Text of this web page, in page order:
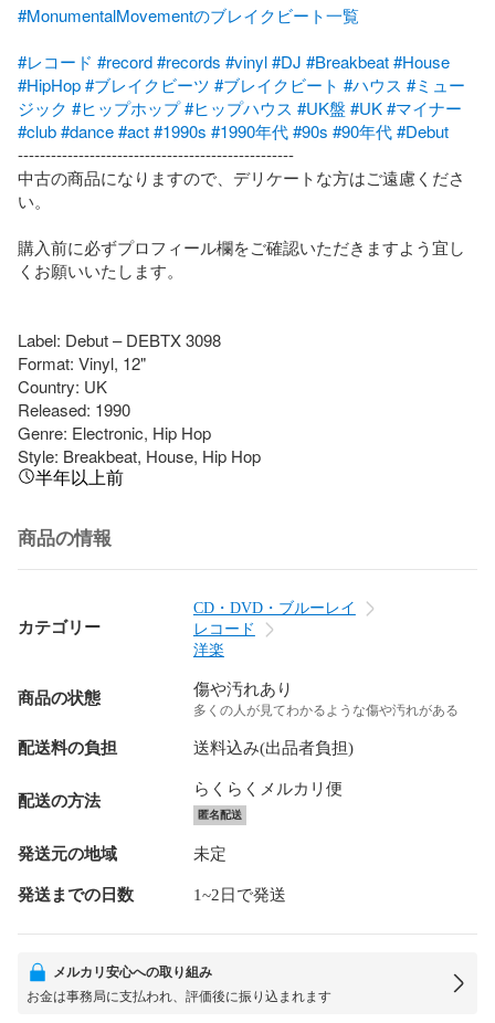
#MonumentalMovementのブレイクビート一覧
#レコード #record#records #vinyl#DJ #Breakbeat#House
#HipHop#ブレイクビーツ #ブレイクビート #ハウス #ミュー
ジック #ヒップホップ#ヒップハウス #UK盤 #UK#マイナー
#club#dance#act#1990s #1990年代#90s #90年代#Debut
--------------------------------------------------
中古の商品になりますので、デリケートな方はご遠慮くださ
い。
購入前に必ずプロフィール欄をご確認いただきますよう宜し
くお願いいたします。
Label: Debut – DEBTX 3098
Format: Vinyl, 12"
Country: UK
Released: 1990
Genre: Electronic, Hip Hop
Style: Breakbeat, House, Hip Hop
半年以上前
商品の情報
カテゴリー
CD・DVD・ブルーレイ
レコード
洋楽
商品の状態 傷や汚れあり
多くの人が見てわかるような傷や汚れがある
配送料の負担 送料込み(出品者負担)
配送の方法
らくらくメルカリ便
匿名配送
発送元の地域 未定
発送までの日数 1~2日で発送
メルカリ安心への取り組み
お金は事務局に支払われ、評価後に振り込まれます